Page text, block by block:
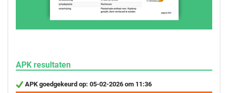
APK resultaten
APK goedgekeurd op: 05-02-2026 om 11:36